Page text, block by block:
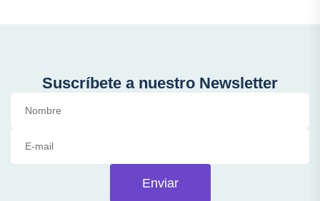
Suscríbete a nuestro Newsletter
Enviar